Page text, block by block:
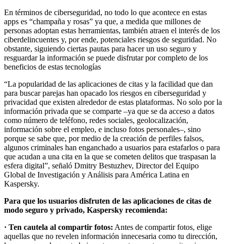
En términos de ciberseguridad, no todo lo que acontece en estas
apps es “champaña y rosas” ya que, a medida que millones de
personas adoptan estas herramientas, también atraen el interés de los
ciberdelincuentes y, por ende, potenciales riesgos de seguridad. No
obstante, siguiendo ciertas pautas para hacer un uso seguro y
resguardar la información se puede disfrutar por completo de los
beneficios de estas tecnologías
“La popularidad de las aplicaciones de citas y la facilidad que dan
para buscar parejas han opacado los riesgos en ciberseguridad y
privacidad que existen alrededor de estas plataformas. No solo por la
información privada que se comparte –ya que se da acceso a datos
como número de teléfono, redes sociales, geolocalización,
información sobre el empleo, e incluso fotos personales–, sino
porque se sabe que, por medio de la creación de perfiles falsos,
algunos criminales han enganchado a usuarios para estafarlos o para
que acudan a una cita en la que se cometen delitos que traspasan la
esfera digital”, señaló Dmitry Bestuzhev, Director del Equipo
Global de Investigación y Análisis para América Latina en
Kaspersky.
Para que los usuarios disfruten de las aplicaciones de citas de
modo seguro y privado, Kaspersky recomienda:
· Ten cautela al compartir fotos: Antes de compartir fotos, elige
aquellas que no revelen información innecesaria como tu dirección,